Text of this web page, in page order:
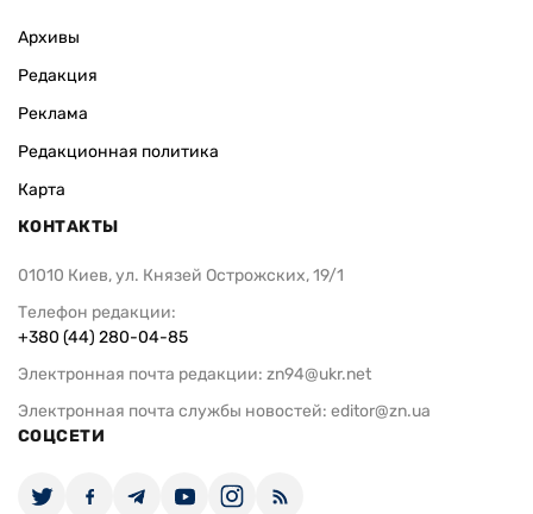
Архивы
Редакция
Реклама
Редакционная политика
Карта
КОНТАКТЫ
01010 Киев, ул. Князей Острожских, 19/1
Телефон редакции:
+380 (44) 280-04-85
Электронная почта редакции: zn94@ukr.net
Электронная почта службы новостей: editor@zn.ua
СОЦСЕТИ